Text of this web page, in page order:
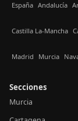
España Andalucía
Castilla La-Mancha
Madrid Murcia
Secciones
Murcia